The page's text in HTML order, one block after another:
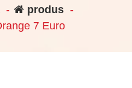
- produs -
7 Euro